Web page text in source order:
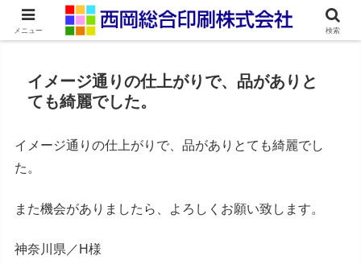
ネット印刷通販・オンデマンド印刷
イメージ通りの仕上がりで、品がありと
ても綺麗でした。
イメージ通りの仕上がりで、品がありとても綺麗でし
た。
また機会がありましたら、よろしくお願い致します。
神奈川県／H様
メニュー 検索